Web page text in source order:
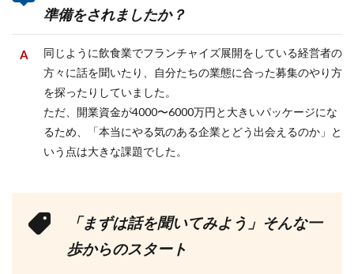
準備をされましたか？
同じように飲食業でフランチャイズ展開をしている経営者の
方々に話を聞いたり、自分たちの業態に合った募集のやり方
を探ったりしていました。
ただ、開業資金が4000〜6000万円と大きいパッケージにな
るため、「本当にやる気のある企業とどう出会えるのか」と
いう点は大きな課題でした。
「まずは話を聞いてみよう」そんな一
歩からのスタート